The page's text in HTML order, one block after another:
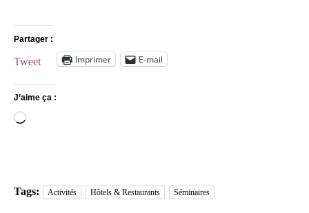
Partager :
Tweet Imprimer E-mail
J’aime ça :
Chargement…
Tags: Activités Hôtels & Restaurants Séminaires